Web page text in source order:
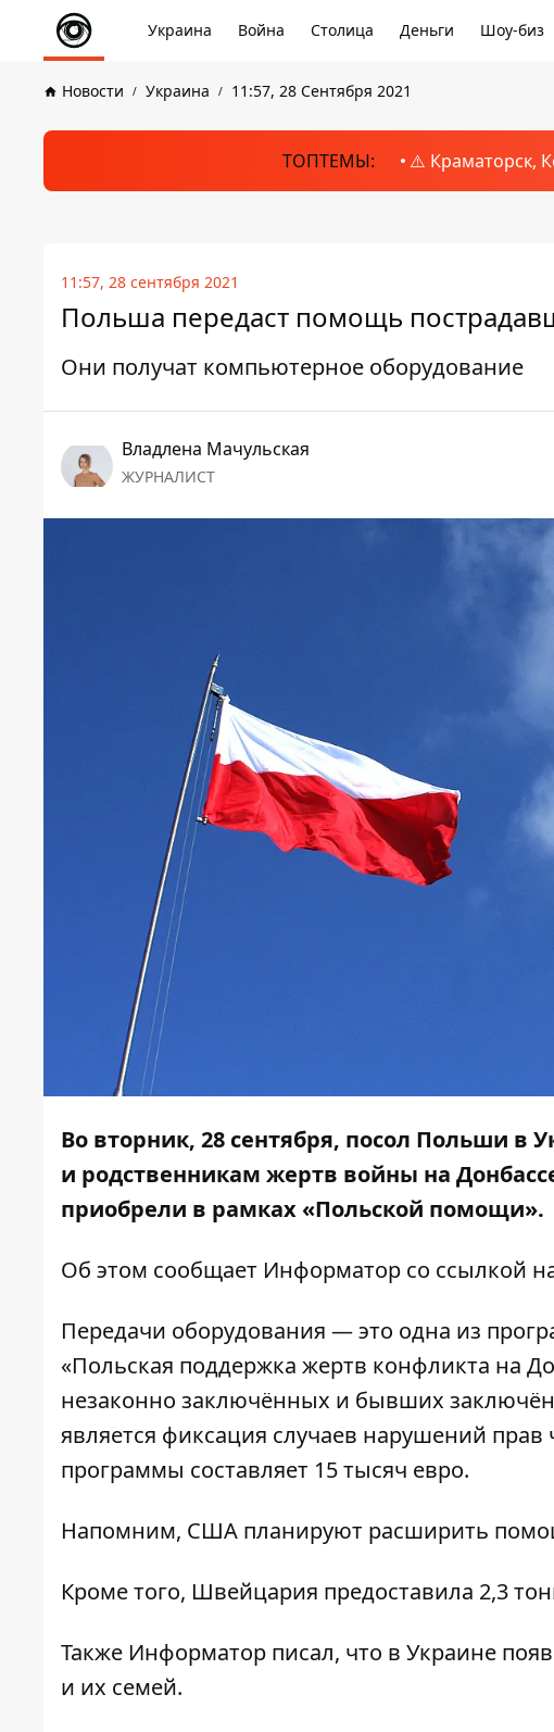
Украина Война Столица Деньги Шоу-биз
Новости Украина 11:57, 28 Сентября 2021
ТОПТЕМЫ: ⚠️ Краматорск,
11:57, 28 сентября 2021
Польша передаст помощь
Они получат компьютерное оборудование
Владлена Мачульская
ЖУРНАЛИСТ
Во вторник, 28 сентября, посол Польши в
и родственникам жертв войны на
приобрели в рамках «Польской помощи».
Об этом сообщает Информатор со ссылкой
Передачи оборудования — это одна из
«Польская поддержка жертв конфликта на
незаконно заключённых и бывших
является фиксация случаев нарушений
программы составляет 15 тысяч евро.
Напомним, США планируют расширить
Кроме того, Швейцария предоставила 2,3
Также Информатор писал, что в Украине
и их семей.